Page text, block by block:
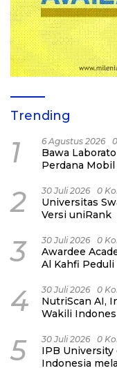
Trending
1 6 Agustus 2026
Bawa
Perdana
2 30 Juli 2026 0
Universitas
Versi uniRank
3 30 Juli 2026 0
Awardee
Al Kahfi
4 30 Juli 2026 0
NutriScan AI,
Wakili
5 30 Juli 2026 0
IPB University
Indonesia